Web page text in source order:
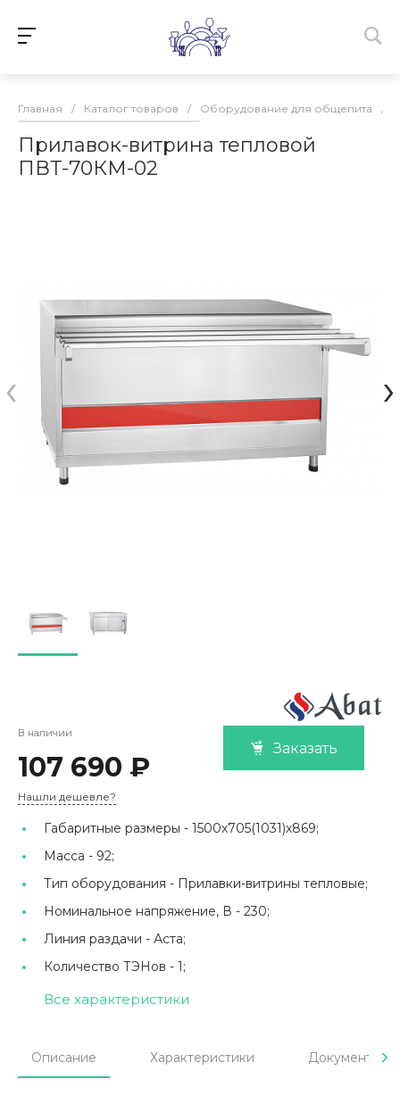
Главная / Каталог товаров / Оборудование для общепита /
Прилавок-витрина тепловой
ПВТ-70КМ-02
‹ ›
В наличии
107 690 ₽
Заказать
Нашли дешевле?
Габаритные размеры - 1500x705(1031)x869;
Масса - 92;
Тип оборудования - Прилавки-витрины тепловые;
Номинальное напряжение, В - 230;
Линия раздачи - Аста;
Количество ТЭНов - 1;
Все характеристики
Описание Характеристики Документы